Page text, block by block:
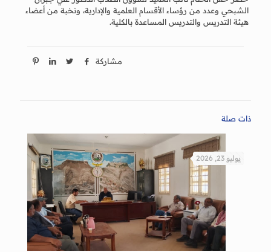
الشبحي وعدد من رؤساء الأقسام العلمية والإدارية، ونخبة من أعضاء
هيئة التدريس والتدريس المساعدة بالكلية.
مشاركة
ذات صلة
يوليو 23, 2026